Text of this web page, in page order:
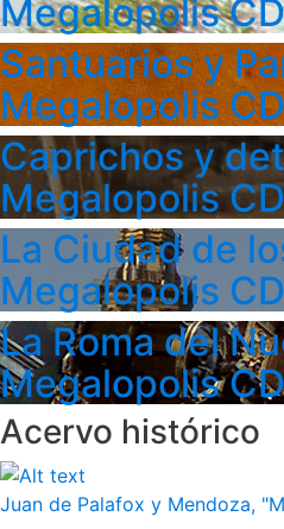
Megalopolis
Santuarios y
Megalopolis
Caprichos y
Megalopolis
La Ciudad de
Megalopolis
La Roma del
Megalopolis
Acervo histórico
Juan de Palafox y Mendoza,